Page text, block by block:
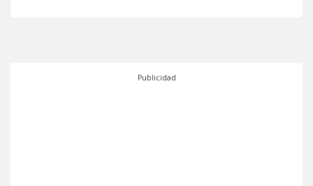
Publicidad